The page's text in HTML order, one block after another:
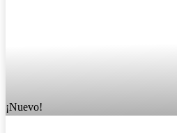
¡Nuevo!